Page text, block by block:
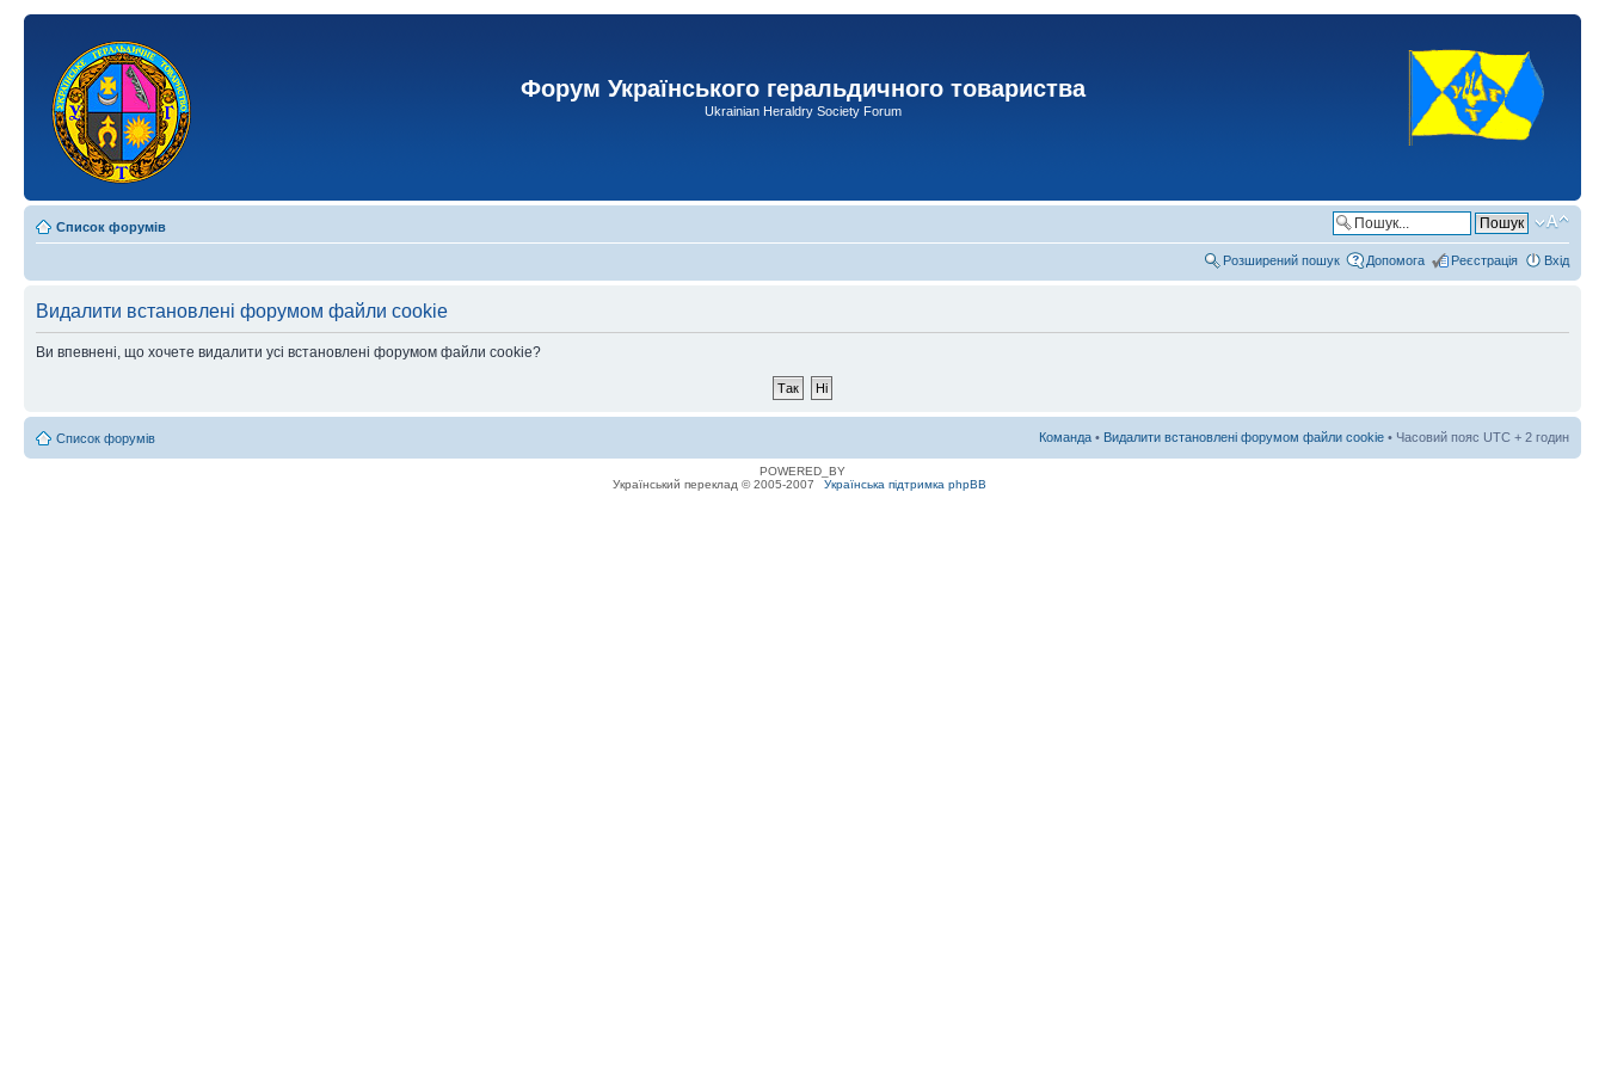
Форум Українського геральдичного товариства
Ukrainian Heraldry Society Forum
Список форумів
Розширений пошук Допомога Реєстрація Вхід
Видалити встановлені форумом файли cookie
Ви впевнені, що хочете видалити усі встановлені форумом файли cookie?
Список форумів Команда • Видалити встановлені форумом файли cookie • Часовий пояс UTC + 2 годин
POWERED_BY
Український переклад © 2005-2007
Українська підтримка phpBB